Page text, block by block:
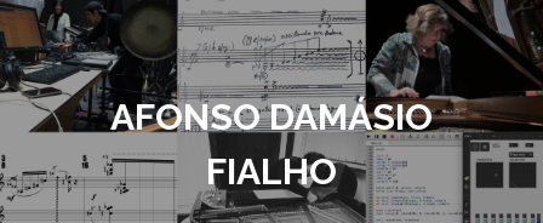
AFONSO DAMÁSIO
FIALHO